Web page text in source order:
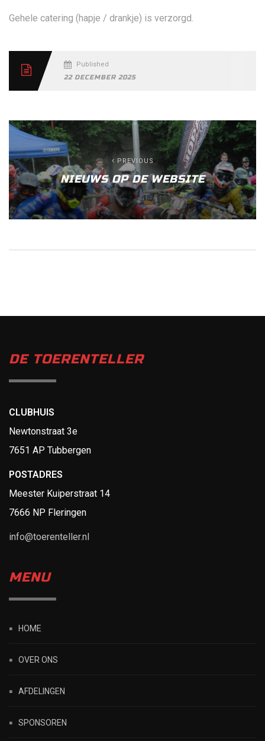
Gehele catering (hapje / drankje) is verzorgd.
Published
22 DECEMBER 2025
PREVIOUS
NIEUWS OP DE WEBSITE
DE TOERENTELLER
CLUBHUIS
Newtonstraat 3e
7651 AP Tubbergen
POSTADRES
Meester Kuiperstraat 14
7666 NP Fleringen
info@toerenteller.nl
MENU
HOME
OVER ONS
AFDELINGEN
SPONSOREN